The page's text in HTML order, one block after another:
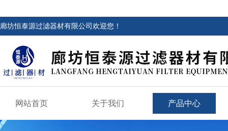
廊坊恒泰源过滤器材有限公司欢迎您！
网站首页 关于我们 产品中心